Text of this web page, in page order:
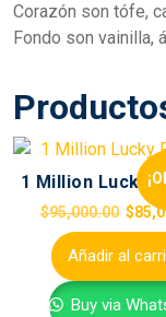
Corazón son tófe,
Fondo son vainilla,
1 Million Lucky
$95,000.00 $
Añadir al
Buy via